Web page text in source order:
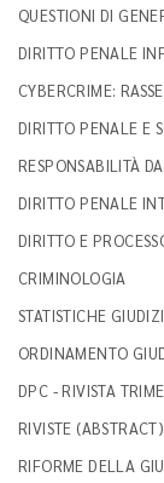
QUESTIONI DI
DIRITTO PENALE
CYBERCRIME:
DIRITTO PENALE E
RESPONSABILITÀ
DIRITTO PENALE
DIRITTO E
CRIMINOLOGIA
STATISTICHE
ORDINAMENTO
DPC - RIVISTA
RIVISTE (ABSTRACT)
RIFORME DELLA